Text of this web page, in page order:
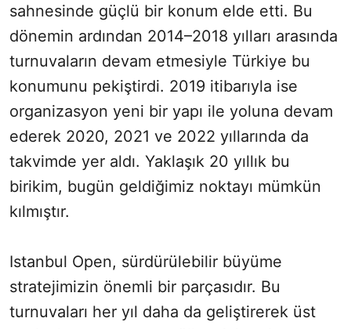
sahnesinde güçlü bir konum elde etti. Bu
dönemin ardından 2014–2018 yılları arasında
turnuvaların devam etmesiyle Türkiye bu
konumunu pekiştirdi. 2019 itibarıyla ise
organizasyon yeni bir yapı ile yoluna devam
ederek 2020, 2021 ve 2022 yıllarında da
takvimde yer aldı. Yaklaşık 20 yıllık bu
birikim, bugün geldiğimiz noktayı mümkün
kılmıştır.
Istanbul Open, sürdürülebilir büyüme
stratejimizin önemli bir parçasıdır. Bu
turnuvaları her yıl daha da geliştirerek üst